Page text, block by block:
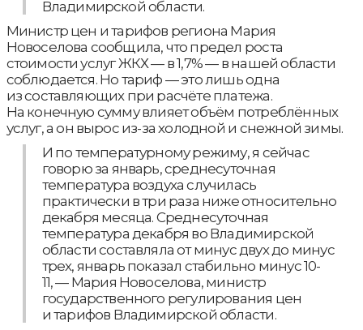
Владимирской области.
Министр цен и тарифов региона Мария
Новоселова сообщила, что предел роста
стоимости услуг ЖКХ — в 1,7% — в нашей области
соблюдается. Но тариф — это лишь одна
из составляющих при расчёте платежа.
На конечную сумму влияет объём потреблённых
услуг, а он вырос из-за холодной и снежной зимы.
И по температурному режиму, я сейчас
говорю за январь, среднесуточная
температура воздуха случилась
практически в три раза ниже относительно
декабря месяца. Среднесуточная
температура декабря во Владимирской
области составляла от минус двух до минус
трех, январь показал стабильно минус 10-
11, — Мария Новоселова, министр
государственного регулирования цен
и тарифов Владимирской области.